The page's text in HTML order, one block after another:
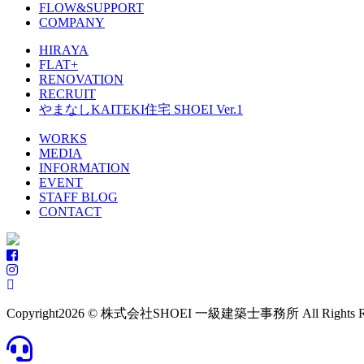
FLOW&SUPPORT
COMPANY
HIRAYA
FLAT+
RENOVATION
RECRUIT
やまなしKAITEKI住宅 SHOEI Ver.1
WORKS
MEDIA
INFORMATION
EVENT
STAFF BLOG
CONTACT
Copyright2026 © 株式会社SHOEI 一級建築士事務所 All Rights